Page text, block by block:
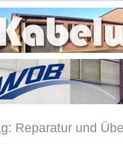
Reparatur und